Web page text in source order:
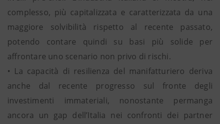
complesso, più capitalizzata e caratterizzata da una
maggiore solvibilità rispetto al recente passato,
potendo contare quindi su basi più solide per
affrontare uno scenario non privo di rischi.
• La capacità di resilienza del manifatturiero deriva
anche dal recente progresso sul fronte degli
investimenti immateriali, nonostante permanga
ancora un gap dell’Italia nei confronti dei partner